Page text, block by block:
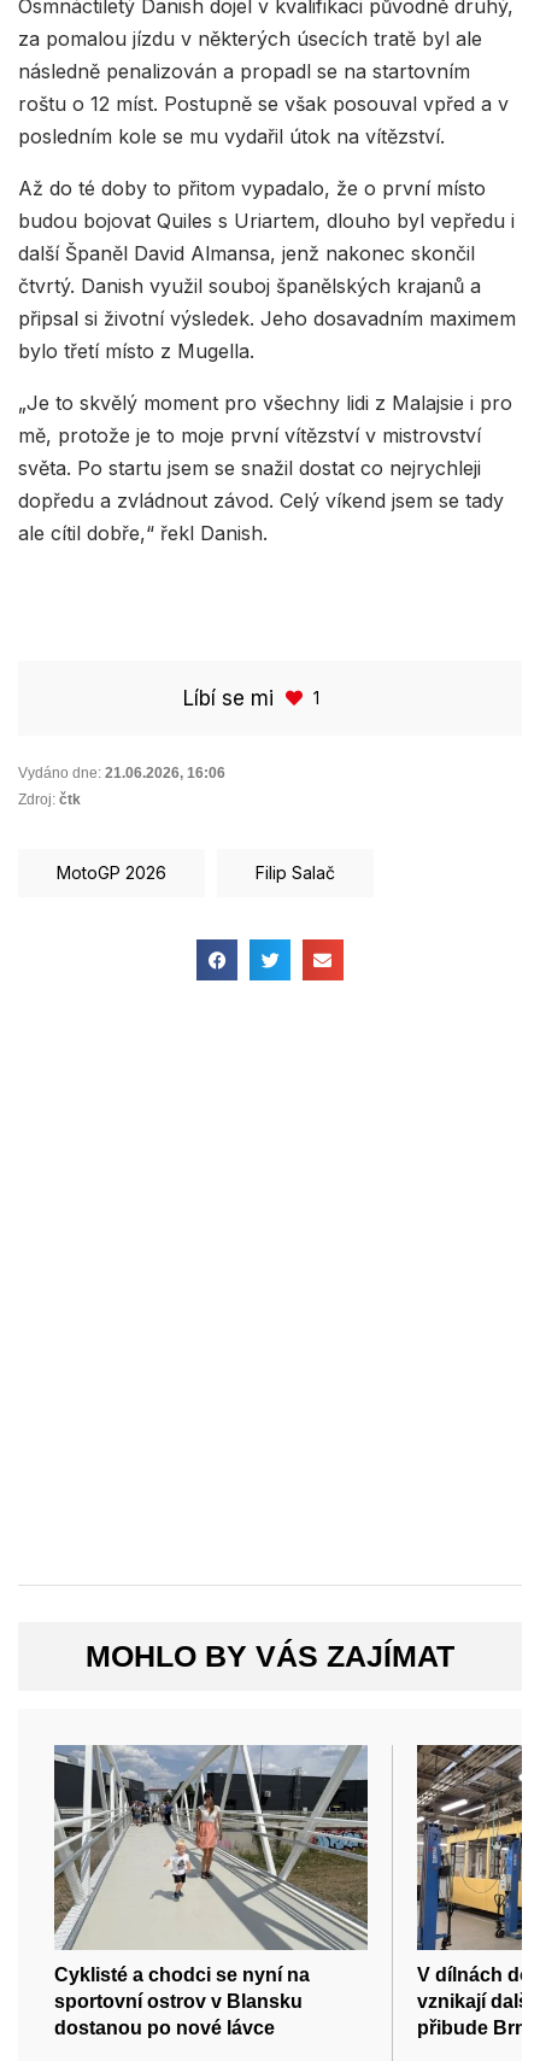
Osmnáctiletý Danish dojel v kvalifikaci původně druhý,
za pomalou jízdu v některých úsecích tratě byl ale
následně penalizován a propadl se na startovním
roštu o 12 míst. Postupně se však posouval vpřed a v
posledním kole se mu vydařil útok na vítězství.
Až do té doby to přitom vypadalo, že o první místo
budou bojovat Quiles s Uriartem, dlouho byl vepředu i
další Španěl David Almansa, jenž nakonec skončil
čtvrtý. Danish využil souboj španělských krajanů a
připsal si životní výsledek. Jeho dosavadním maximem
bylo třetí místo z Mugella.
„Je to skvělý moment pro všechny lidi z Malajsie i pro
mě, protože je to moje první vítězství v mistrovství
světa. Po startu jsem se snažil dostat co nejrychleji
dopředu a zvládnout závod. Celý víkend jsem se tady
ale cítil dobře,“ řekl Danish.
Líbí se mi 1
Vydáno dne: 21.06.2026, 16:06
Zdroj: čtk
MotoGP 2026 Filip Salač
MOHLO BY VÁS ZAJÍMAT
Cyklisté a chodci se nyní na
sportovní ostrov v Blansku
dostanou po nové lávce
V dílnách
vznikají další
přibude